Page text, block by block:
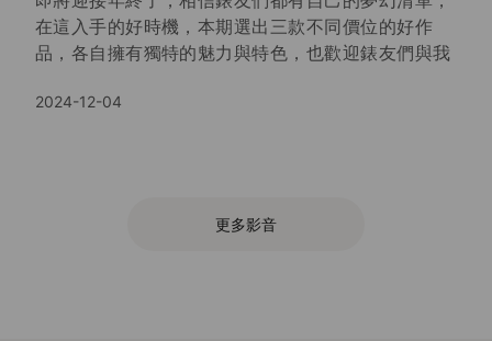
在這入手的好時機，本期選出三款不同價位的好作
品，各自擁有獨特的魅力與特色，也歡迎錶友們與我
款。
2024-12-04
更多影音